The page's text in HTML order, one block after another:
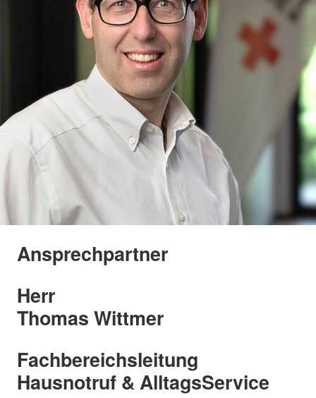
Ansprechpartner
Herr
Thomas Wittmer
Fachbereichsleitung
Hausnotruf & AlltagsService